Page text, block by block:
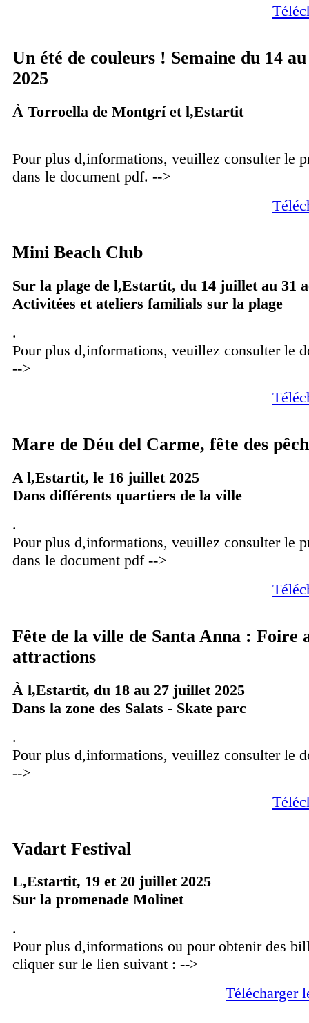
Un été de couleurs ! Semaine du 14
2025
À Torroella de Montgrí et l,Estartit
Pour plus d,informations, veuillez consulter le
dans le document pdf. -->
Mini Beach Club
Sur la plage de l,Estartit, du 14 juillet au 31
Activitées et ateliers familials sur la plage
.
Pour plus d,informations, veuillez consulter le
-->
Mare de Déu del Carme, fête des
A l,Estartit, le 16 juillet 2025
Dans différents quartiers de la ville
.
Pour plus d,informations, veuillez consulter le
dans le document pdf -->
Fête de la ville de Santa Anna : Foire
attractions
À l,Estartit, du 18 au 27 juillet 2025
Dans la zone des Salats - Skate parc
.
Pour plus d,informations, veuillez consulter le
-->
Vadart Festival
L,Estartit, 19 et 20 juillet 2025
Sur la promenade Molinet
.
Pour plus d,informations ou pour obtenir des
cliquer sur le lien suivant : -->
Télécharger